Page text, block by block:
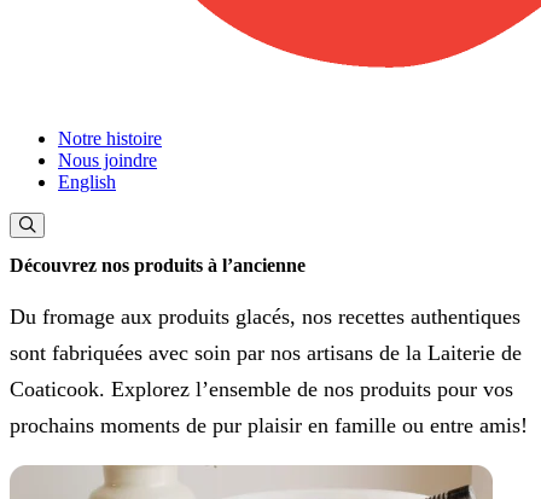
Notre histoire
Nous joindre
English
Découvrez nos produits à l’ancienne
Du fromage aux produits glacés, nos recettes authentiques
sont fabriquées avec soin par nos artisans de la Laiterie de
Coaticook. Explorez l’ensemble de nos produits pour vos
prochains moments de pur plaisir en famille ou entre amis!